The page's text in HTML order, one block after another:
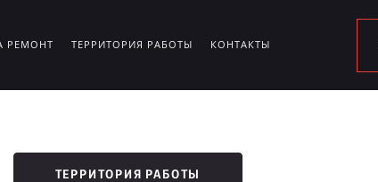
РЕМОНТ ТЕРРИТОРИЯ РАБОТЫ КОНТАКТЫ
ТЕРРИТОРИЯ РАБОТЫ